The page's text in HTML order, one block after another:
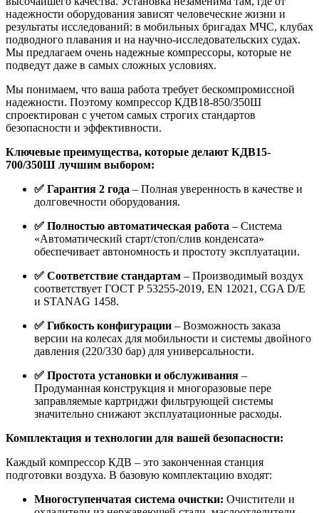
надежности оборудования зависят человеческие жизни и
результаты исследований: в мобильных бригадах МЧС, клубах
подводного плавания и на научно-исследовательских судах.
Мы предлагаем очень надежные компрессоры, которые не
подведут даже в самых сложных условиях.
Мы понимаем, что ваша работа требует бескомпромиссной
надежности. Поэтому компрессор КДВ18-850/350Ш
спроектирован с учетом самых строгих стандартов
безопасности и эффективности.
Ключевые преимущества, которые делают КДВ15-
700/350Ш лучшим выбором:
✅ Гарантия 2 года – Полная уверенность в качестве и
долговечности оборудования.
✅ Полностью автоматическая работа – Система
«Автоматический старт/стоп/слив конденсата»
обеспечивает автономность и простоту эксплуатации.
✅ Соответствие стандартам – Производимый воздух
соответствует ГОСТ Р 53255-2019, EN 12021, CGA D/E
и STANAG 1458.
✅ Гибкость конфигурации – Возможность заказа
версии на колесах для мобильности и системы двойного
давления (220/330 бар) для универсальности.
✅ Простота установки и обслуживания –
Продуманная конструкция и многоразовые пере
заправляемые картриджи фильтрующей системы
значительно снижают эксплуатационные расходы.
Комплектация и технологии для вашей безопасности:
Каждый компрессор КДВ – это законченная станция
подготовки воздуха. В базовую комплектацию входят:
Многоступенчатая система очистки: Очистители и